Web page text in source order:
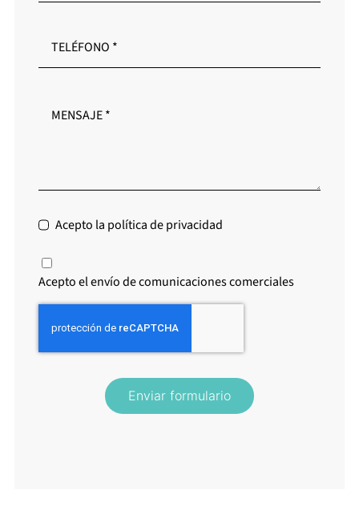
Acepto la política de privacidad
Acepto el envío de comunicaciones comerciales
Enviar formulario